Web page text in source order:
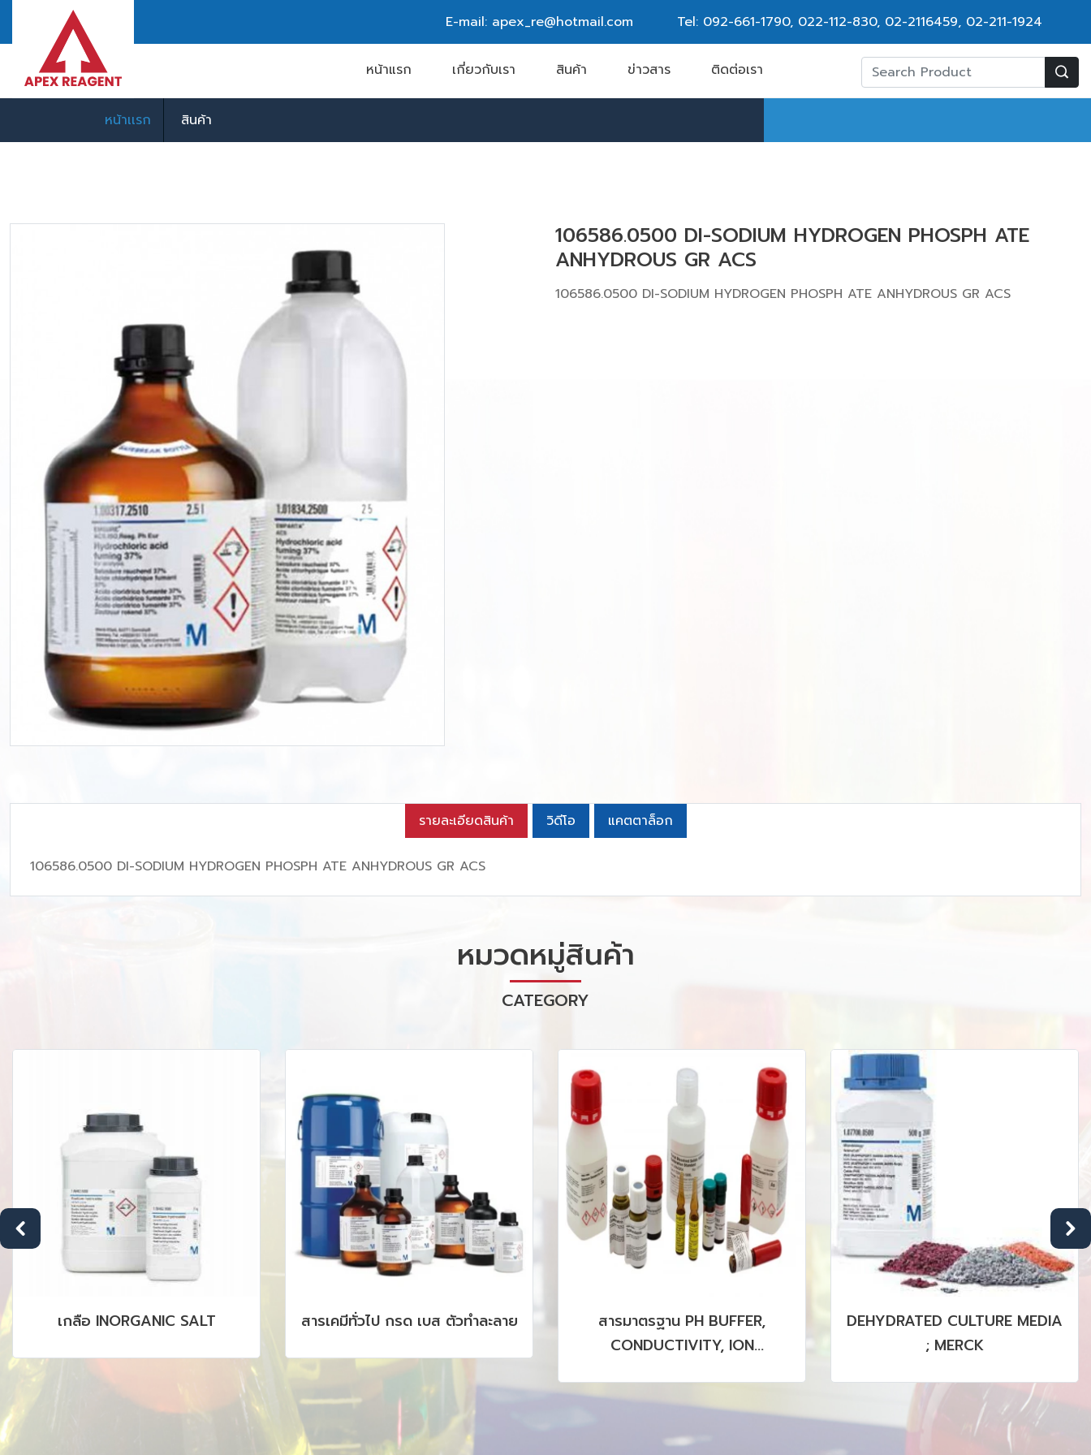
E-mail: apex_re@hotmail.com Tel: 092-661-1790, 022-112-830, 02-2116459, 02-211-1924
หน้าแรก เกี่ยวกับเรา สินค้า ข่าวสาร ติดต่อเรา
หน้าเเรก สินค้า
106586.0500 DI-SODIUM HYDROGEN PHOSPH ATE
ANHYDROUS GR ACS
106586.0500 DI-SODIUM HYDROGEN PHOSPH ATE ANHYDROUS GR ACS
รายละเอียดสินค้า วิดีโอ แคตตาล็อก
106586.0500 DI-SODIUM HYDROGEN PHOSPH ATE ANHYDROUS GR ACS
หมวดหมู่สินค้า
CATEGORY
เกลือ INORGANIC SALT สารเคมีทั่วไป กรด เบส ตัวทำละลาย
สารมาตรฐาน PH BUFFER,
CONDUCTIVITY, ION
AAS, ICP รวมถึง CRM, SRM
DEHYDRATED CULTURE MEDIA
; MERCK